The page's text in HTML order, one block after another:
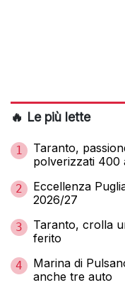
🔥 Le più lette
1
Taranto,
polverizzati 400
2
Eccellenza
2026/27
3
Taranto, crolla
ferito
4
Marina di
anche tre auto